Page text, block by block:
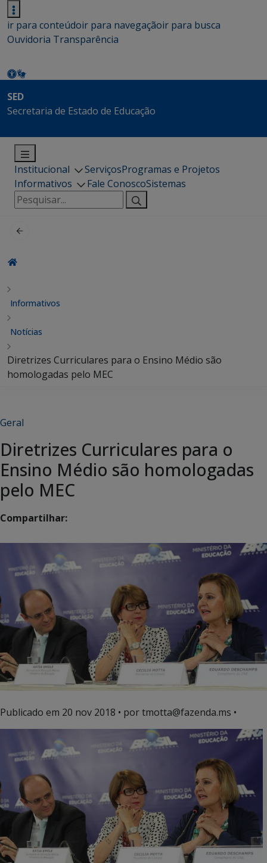
ir para conteúdoir para navegaçãoir para busca
Ouvidoria Transparência
SED
Secretaria de Estado de Educação
Institucional ServiçosProgramas e Projetos
Informativos
Fale ConoscoSistemas
Pesquisar
por:
Informativos
Notícias
Diretrizes Curriculares para o Ensino Médio são
homologadas pelo MEC
Geral
Diretrizes Curriculares para o
Ensino Médio são homologadas
pelo MEC
Compartilhar:
Publicado em 20 nov 2018 • por tmotta@fazenda.ms •